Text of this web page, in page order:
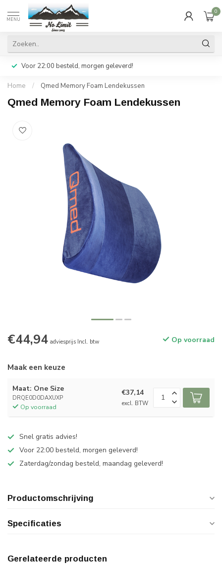
MENU
0
Voor 22:00 besteld, morgen geleverd!
Home / Qmed Memory Foam Lendekussen
Qmed Memory Foam Lendekussen
€44,94 adviesprijs Incl. btw Op voorraad
Maak een keuze
Maat: One Size
DRQE0D0DAXUXP
Op voorraad
€37,14
excl. BTW
Snel gratis advies!
Voor 22:00 besteld, morgen geleverd!
Zaterdag/zondag besteld, maandag geleverd!
Productomschrijving
Specificaties
Gerelateerde producten